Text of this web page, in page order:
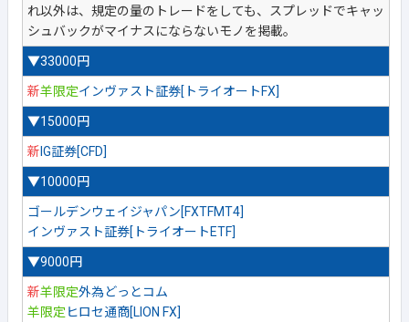
れ以外は、規定の量のトレードをしても、スプレッドでキャッ
シュバックがマイナスにならないモノを掲載。
▼33000円
新羊限定インヴァスト証券[トライオートFX]
▼15000円
新 IG証券[CFD]
▼10000円
ゴールデンウェイジャパン[FXTFMT4]
インヴァスト証券[トライオートETF]
▼9000円
新羊限定外為どっとコム
羊限定 ヒロセ通商[LION FX]